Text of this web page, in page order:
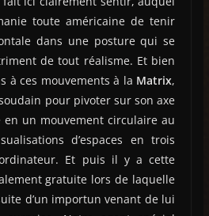
toute américaine de tenir
dans une posture qui se
de tout réalisme. Et bien
à ces mouvements à la Matrix,
pour pivoter sur son axe
en un mouvement circulaire au
d’espaces en trois
Et puis il y a cette
gratuite lors de laquelle
d’un importun venant de lui